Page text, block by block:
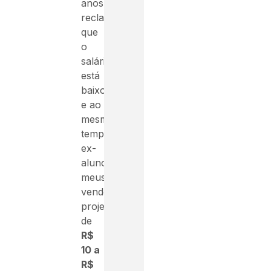
anos
reclamando
que
o
salário
está
baixo
e ao
mesmo
tempo,
ex-
alunos
meus
vendendo
projetos
de
R$
10 a
R$